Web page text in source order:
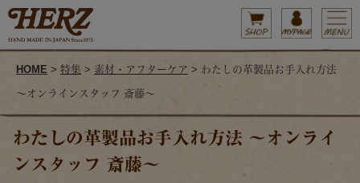
HOME > 特集 > 素材・アフターケア > わたしの革製品お手入れ方法
～オンラインスタッフ 斎藤～
わたしの革製品お手入れ方法 ～オンライ
ンスタッフ 斎藤～